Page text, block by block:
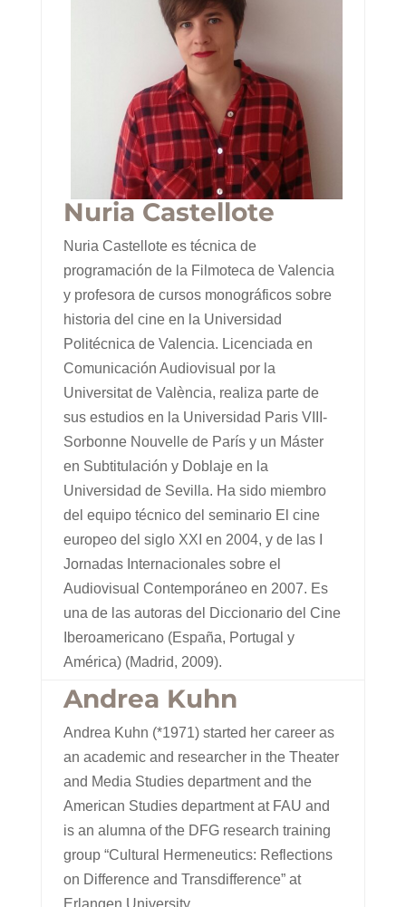
Nuria Castellote
Nuria Castellote es técnica de
programación de la Filmoteca de Valencia
y profesora de cursos monográficos sobre
historia del cine en la Universidad
Politécnica de Valencia. Licenciada en
Comunicación Audiovisual por la
Universitat de València, realiza parte de
sus estudios en la Universidad Paris VIII-
Sorbonne Nouvelle de París y un Máster
en Subtitulación y Doblaje en la
Universidad de Sevilla. Ha sido miembro
del equipo técnico del seminario El cine
europeo del siglo XXI en 2004, y de las I
Jornadas Internacionales sobre el
Audiovisual Contemporáneo en 2007. Es
una de las autoras del Diccionario del Cine
Iberoamericano (España, Portugal y
América) (Madrid, 2009).
Andrea Kuhn
Andrea Kuhn (*1971) started her career as
an academic and researcher in the Theater
and Media Studies department and the
American Studies department at FAU and
is an alumna of the DFG research training
group “Cultural Hermeneutics: Reflections
on Difference and Transdifference” at
Erlangen University.